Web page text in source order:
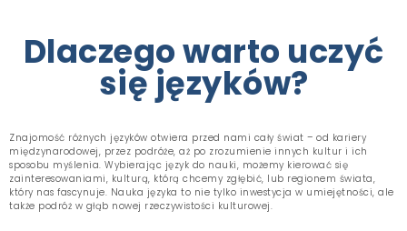
Dlaczego warto uczyć
się języków?
Znajomość różnych języków otwiera przed nami cały świat – od kariery
międzynarodowej, przez podróże, aż po zrozumienie innych kultur i ich
sposobu myślenia. Wybierając język do nauki, możemy kierować się
zainteresowaniami, kulturą, którą chcemy zgłębić, lub regionem świata,
który nas fascynuje. Nauka języka to nie tylko inwestycja w umiejętności, ale
także podróż w głąb nowej rzeczywistości kulturowej.